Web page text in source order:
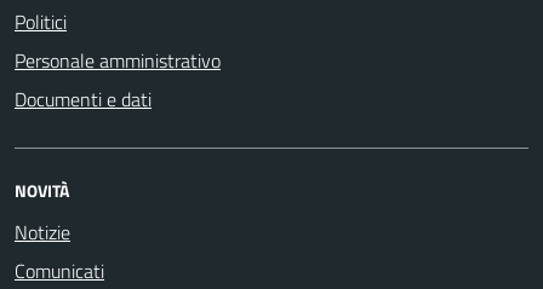
Politici
Personale amministrativo
Documenti e dati
NOVITÀ
Notizie
Comunicati